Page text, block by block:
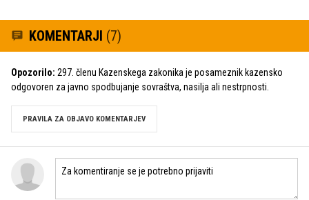
KOMENTARJI (7)
Opozorilo: 297. členu Kazenskega zakonika je posameznik kazensko
odgovoren za javno spodbujanje sovraštva, nasilja ali nestrpnosti.
PRAVILA ZA OBJAVO KOMENTARJEV